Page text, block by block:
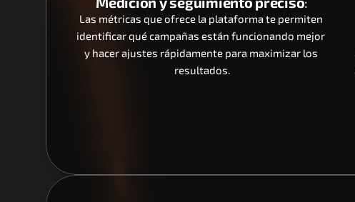
Las métricas que ofrece la plataforma te permiten
identificar qué campañas están funcionando mejor
y hacer ajustes rápidamente para maximizar los
resultados.